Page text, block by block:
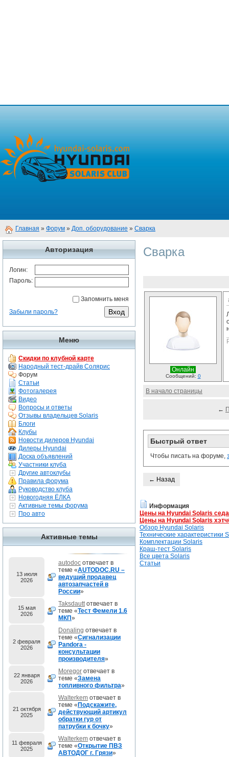
Главная » Форум » Доп. оборудование » Сварка
Авторизация
Логин:
Пароль:
Запомнить меня
Забыли пароль?
Меню
Скидки по клубной карте
Народный тест-драйв Солярис
Форум
Статьи
Фотогалерея
Видео
Вопросы и ответы
Отзывы владельцев Solaris
Блоги
Клубы
Новости дилеров Hyundai
Дилеры Hyundai
Доска объявлений
Участники клуба
Другие автоклубы
Правила форума
Руководство клуба
Новогодняя ЁЛКА
Активные темы форума
Про авто
Активные темы
13 июля
2026
autodoc отвечает в
теме «AUTODOC.RU –
ведущий продавец
автозапчастей в
России»
15 мая
2026
Taksdauttотвечает в
теме «Тест Фемели 1.6
МКП»
2 февраля
2026
Donaling отвечает в
теме «Сигнализации
Pandora -
консультации
производителя»
22 января
2026
Moregor отвечает в
теме «Замена
топливного фильтра»
21 октября
2025
Walterkem отвечает в
теме « Подскажите,
действующий артикул
обратки гур от
патрубки к бочку»
11 февраля
2025
Walterkem отвечает в
теме «Открытие ПВЗ
АВТОДОГ г. Грязи»
Сварка
Онлайн
Сообщений: 0
В начало страницы
←
Быстрый ответ
Чтобы писать на форуме,
← Назад
Информация
Цены на Hyundai Solaris
Цены на Hyundai Solaris
Обзор Hyundai Solaris
Технические характеристики
Комплектации Solaris
Краш-тест Solaris
Все цвета Solaris
Статьи